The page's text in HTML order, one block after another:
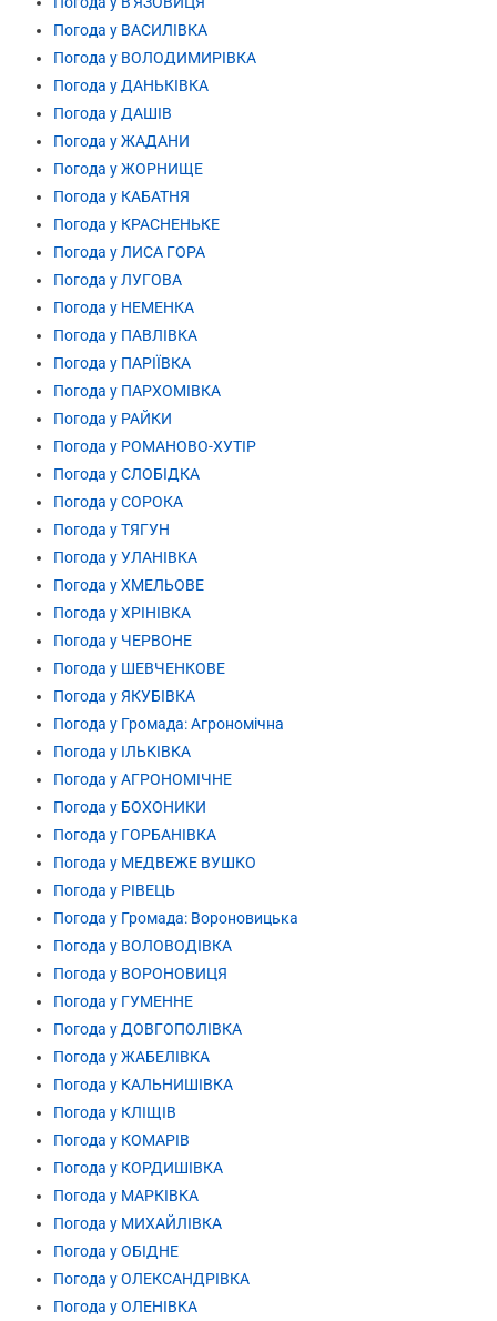
Погода у ВАСИЛІВКА
Погода у ВОЛОДИМИРІВКА
Погода у ДАНЬКІВКА
Погода у ДАШІВ
Погода у ЖАДАНИ
Погода у ЖОРНИЩЕ
Погода у КАБАТНЯ
Погода у КРАСНЕНЬКЕ
Погода у ЛИСА ГОРА
Погода у ЛУГОВА
Погода у НЕМЕНКА
Погода у ПАВЛІВКА
Погода у ПАРІЇВКА
Погода у ПАРХОМІВКА
Погода у РАЙКИ
Погода у РОМАНОВО-ХУТІР
Погода у СЛОБІДКА
Погода у СОРОКА
Погода у ТЯГУН
Погода у УЛАНІВКА
Погода у ХМЕЛЬОВЕ
Погода у ХРІНІВКА
Погода у ЧЕРВОНЕ
Погода у ШЕВЧЕНКОВЕ
Погода у ЯКУБІВКА
Погода у Громада: Агрономічна
Погода у ІЛЬКІВКА
Погода у АГРОНОМІЧНЕ
Погода у БОХОНИКИ
Погода у ГОРБАНІВКА
Погода у МЕДВЕЖЕ ВУШКО
Погода у РІВЕЦЬ
Погода у Громада: Вороновицька
Погода у ВОЛОВОДІВКА
Погода у ВОРОНОВИЦЯ
Погода у ГУМЕННЕ
Погода у ДОВГОПОЛІВКА
Погода у ЖАБЕЛІВКА
Погода у КАЛЬНИШІВКА
Погода у КЛІЩІВ
Погода у КОМАРІВ
Погода у КОРДИШІВКА
Погода у МАРКІВКА
Погода у МИХАЙЛІВКА
Погода у ОБІДНЕ
Погода у ОЛЕКСАНДРІВКА
Погода у ОЛЕНІВКА